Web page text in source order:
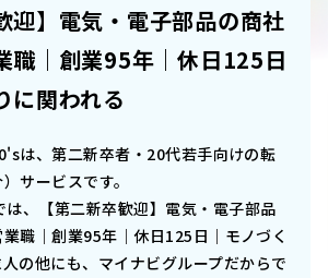
迎】電気・電子部品の商社
職｜創業95年｜休日125日
に関われる
は、第二新卒者・20代若手向けの転
サービスです。
、
【第二新卒歓迎】電気・電子部品
職｜創業95年｜休日125日｜モノづく
の他にも、マイナビグループだからで